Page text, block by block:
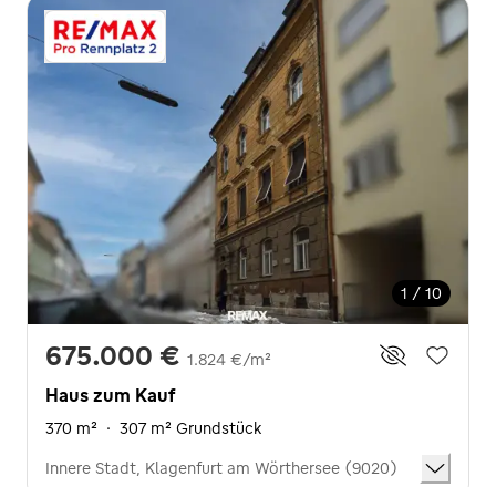
1 / 10
675.000 € 1.824 €/m²
Haus zum Kauf
370 m² · 307 m² Grundstück
Innere Stadt, Klagenfurt am Wörthersee (9020)